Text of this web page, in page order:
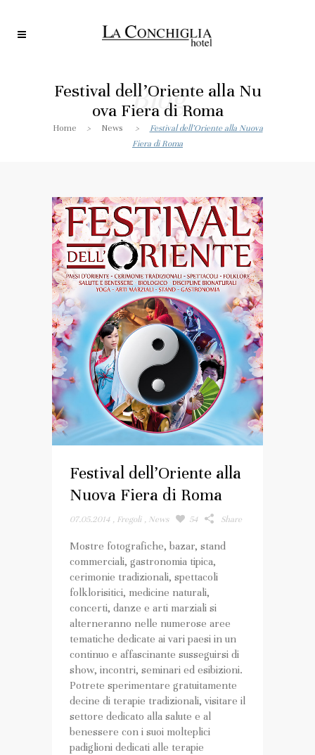
Blog
Festival dell’Oriente alla Nu
ova Fiera di Roma
Home > News >
Festival dell’Oriente alla Nuova
Fiera di Roma
Festival dell’Oriente alla
Nuova Fiera di Roma
07.05.2014 , Fregoli , News 54 Share
Mostre fotografiche, bazar, stand
commerciali, gastronomia tipica,
cerimonie tradizionali, spettacoli
folklorisitici, medicine naturali,
concerti, danze e arti marziali si
alterneranno nelle numerose aree
tematiche dedicate ai vari paesi in un
continuo e affascinante susseguirsi di
show, incontri, seminari ed esibizioni.
Potrete sperimentare gratuitamente
decine di terapie tradizionali, visitare il
settore dedicato alla salute e al
benessere con i suoi molteplici
padiglioni dedicati alle terapie